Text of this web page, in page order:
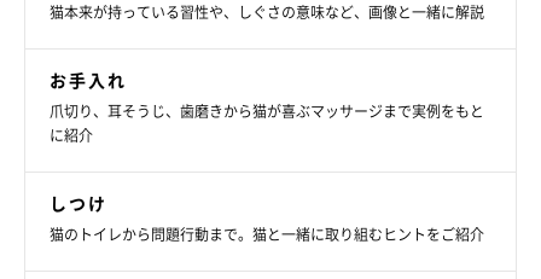
猫本来が持っている習性や、しぐさの意味など、画像と一緒に解説
お手入れ
爪切り、耳そうじ、歯磨きから猫が喜ぶマッサージまで実例をもと
に紹介
しつけ
猫のトイレから問題行動まで。猫と一緒に取り組むヒントをご紹介